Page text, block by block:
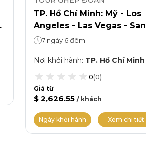
TP. Hồ Chí Minh: Mỹ - Los
Angeles - Las Vegas - San
Diego
7 ngày 6 đêm
Nơi khởi hành: TP. Hồ Chí Minh
0(0)
Giá từ
$ 2,626.55 / khách
Ngày khởi hành Xem chi tiết